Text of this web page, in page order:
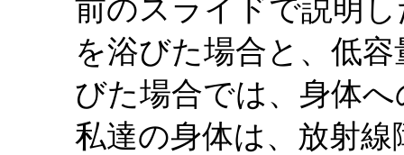
前のスライドで説明
を浴びた場合と、低
びた場合では、身体
私達の身体は、放射